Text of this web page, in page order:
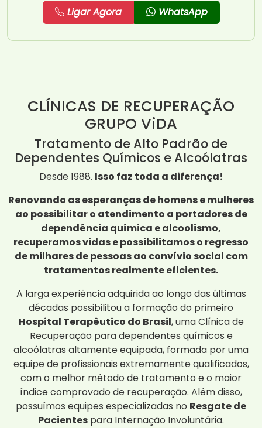
Ligar Agora WhatsApp
CLÍNICAS DE RECUPERAÇÃO
GRUPO ViDA
Tratamento de Alto Padrão de
Dependentes Químicos e Alcoólatras
Desde 1988. Isso faz toda a diferença!
Renovando as esperanças de homens e mulheres
ao possibilitar o atendimento a portadores de
dependência química e alcoolismo,
recuperamos vidas e possibilitamos o regresso
de milhares de pessoas ao convívio social com
tratamentos realmente eficientes.
A larga experiência adquirida ao longo das últimas
décadas possibilitou a formação do primeiro
Hospital Terapêutico do Brasil, uma Clínica de
Recuperação para dependentes químicos e
alcoólatras altamente equipada, formada por uma
equipe de profissionais extremamente qualificados,
com o melhor método de tratamento e o maior
índice comprovado de recuperação. Além disso,
possuímos equipes especializadas no Resgate de
Pacientes para Internação Involuntária.